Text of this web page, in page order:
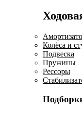
Колёса и
Подвеска
Пружины
Рессоры